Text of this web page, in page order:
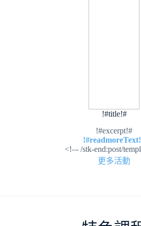
!#title!#
!#excerpt!#
<!–- /stk-end:post/
更多活動